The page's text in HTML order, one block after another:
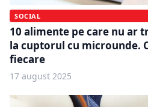
SOCIAL
10 alimente pe care nu ar
la cuptorul cu microunde.
fiecare
17 august 2025